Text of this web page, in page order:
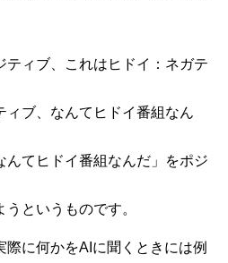
ティブ、これはヒドイ：ネガテ
ィブ、なんてヒドイ番組なん
んてヒドイ番組なんだ」をポジ
というものです。
際に何かをAIに聞くときには例